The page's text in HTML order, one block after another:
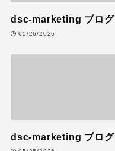
dsc-marketing ブログ
05/26/2026
dsc-marketing ブログ